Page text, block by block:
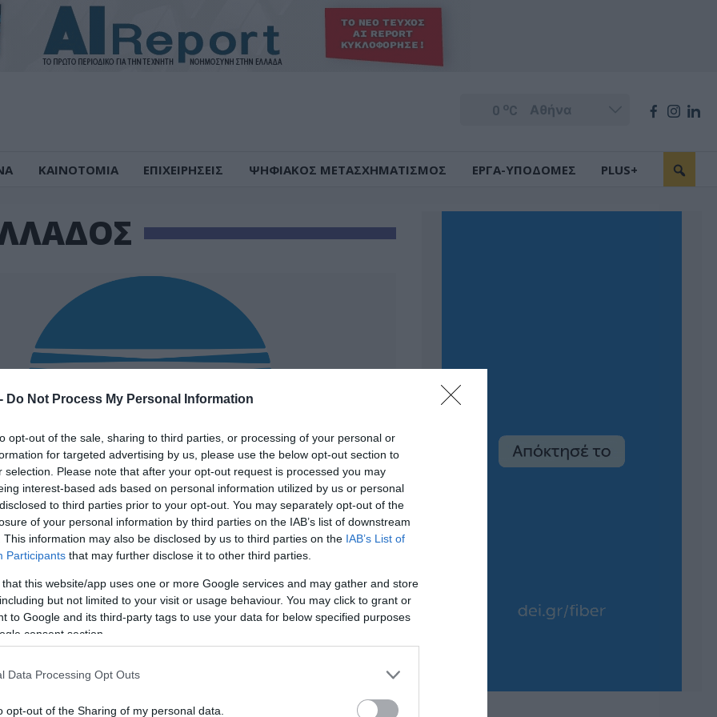
Do Not Process My Personal Information
opt-out of the sale, sharing to third parties, or processing of your personal or
for targeted advertising by us, please use the below opt-out section to
selection. Please note that after your opt-out request is processed you may
interest-based ads based on personal information utilized by us or personal
to third parties prior to your opt-out. You may separately opt-out of the
of your personal information by third parties on the IAB’s list of downstream
This information may also be disclosed by us to third parties on the IAB’s List of
Participants that may further disclose it to other third parties.
that this website/app uses one or more Google services and may gather and store
but not limited to your visit or usage behaviour. You may click to grant or
to Google and its third-party tags to use your data for below specified purposes
consent section.
Data Processing Opt Outs
opt-out of the Sharing of my personal data.
0 oC
ΚΑΙΝΟΤΟΜΙΑ ΕΠΙΧΕΙΡΗΣΕΙΣ ΨΗΦΙΑΚΟΣ ΜΕΤΑΣΧΗΜΑΤΙΣΜΟΣ ΕΡΓΑ-ΥΠΟΔΟΜΕΣ PLUS+